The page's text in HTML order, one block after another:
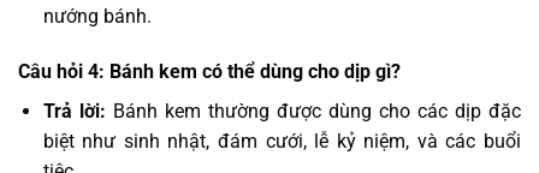
nướng bánh.
Câu hỏi 4: Bánh kem có thể dùng cho dịp gì?
Trả lời: Bánh kem thường được dùng cho các dịp đặc
biệt như sinh nhật, đám cưới, lễ kỷ niệm, và các buổi